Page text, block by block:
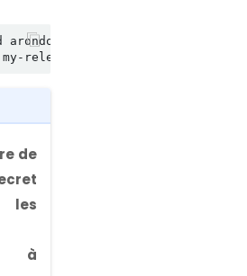
arondor https://
de
à